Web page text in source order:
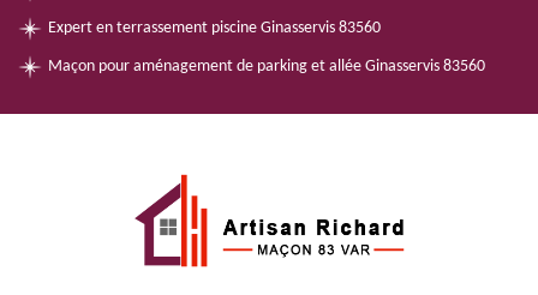
Expert en terrassement piscine Ginasservis 83560
Maçon pour aménagement de parking et allée Ginasservis 83560